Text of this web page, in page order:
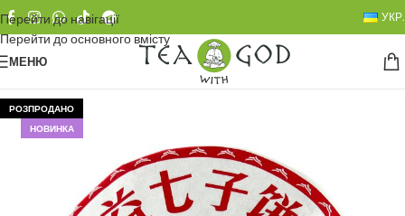
Перейти до навігації
Перейти до основного вмісту
УКР.
МЕНЮ
РОЗПРОДАНО
НОВИНКА